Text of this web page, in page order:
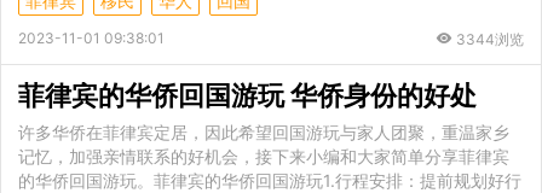
2023-11-01 09:38:01 3344浏览
菲律宾的华侨回国游玩 华侨身份的好处
许多华侨在菲律宾定居，因此希望回国游玩与家人团聚，重温家乡
记忆，加强亲情联系的好机会，接下来小编和大家简单分享菲律宾
的华侨回国游玩。菲律宾的华侨回国游玩1.行程安排：提前规划好行